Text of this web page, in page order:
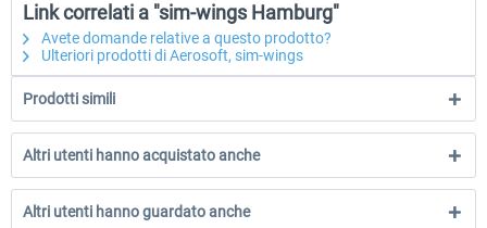
Link correlati a "sim-wings Hamburg"
Avete domande relative a questo prodotto?
Ulteriori prodotti di Aerosoft, sim-wings
Prodotti simili
Altri utenti hanno acquistato anche
Altri utenti hanno guardato anche